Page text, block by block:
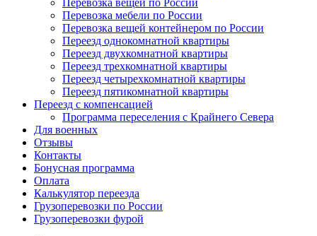
Перевозка вещей по России
Перевозка мебели по России
Перевозка вещей контейнером по России
Переезд однокомнатной квартиры
Переезд двухкомнатной квартиры
Переезд трехкомнатной квартиры
Переезд четырехкомнатной квартиры
Переезд пятикомнатной квартиры
Переезд с компенсацией
Программа переселения с Крайнего Севера
Для военных
Отзывы
Контакты
Бонусная программа
Оплата
Калькулятор переезда
Грузоперевозки по России
Грузоперевозки фурой